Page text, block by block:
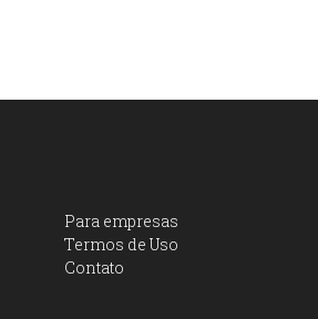
Para empresas
Termos de Uso
Contato